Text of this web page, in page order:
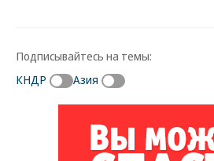
Подписывайтесь на темы:
КНДР
Азия